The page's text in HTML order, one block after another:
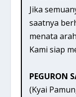
Jika
saatnya
menata
Kami siap
PEGURON
(Kyai